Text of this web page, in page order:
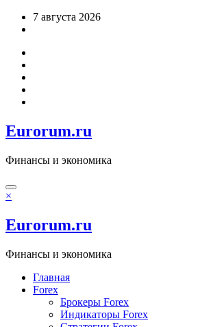
Перейти7 августа 2026
Eurorum.ru
Финансы и экономика
×
Eurorum.ru
Финансы и экономика
Главная
Forex
Брокеры Forex
Индикаторы Forex